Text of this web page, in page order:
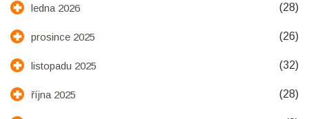
ledna 2026 (28)
prosince 2025 (26)
listopadu 2025 (32)
října 2025 (28)